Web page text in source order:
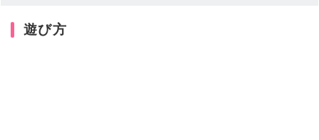
遊び方